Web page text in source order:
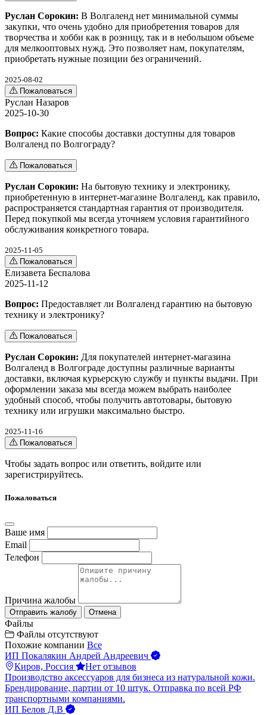
Руслан Сорокин: В Волгаленд нет минимальной суммы
закупки, что очень удобно для приобретения товаров для
творчества и хобби как в розницу, так и в небольшом объеме
для мелкооптовых нужд. Это позволяет нам, покупателям,
приобретать нужные позиции без ограничений.
2025-08-02
Пожаловаться
Руслан Назаров
2025-10-30
Вопрос: Какие способы доставки доступны для товаров
Волгаленд по Волгограду?
Пожаловаться
Руслан Сорокин: На бытовую технику и электронику,
приобретенную в интернет-магазине Волгаленд, как правило,
распространяется стандартная гарантия от производителя.
Перед покупкой мы всегда уточняем условия гарантийного
обслуживания конкретного товара.
2025-11-05
Пожаловаться
Елизавета Беспалова
2025-11-12
Вопрос: Предоставляет ли Волгаленд гарантию на бытовую
технику и электронику?
Пожаловаться
Руслан Сорокин: Для покупателей интернет-магазина
Волгаленд в Волгограде доступны различные варианты
доставки, включая курьерскую службу и пункты выдачи. При
оформлении заказа мы всегда можем выбрать наиболее
удобный способ, чтобы получить автотовары, бытовую
технику или игрушки максимально быстро.
2025-11-16
Пожаловаться
Чтобы задать вопрос или ответить, войдите или
зарегистрируйтесь.
Пожаловаться
Ваше имя
Email
Телефон
Причина жалобы
Отправить жалобу Отмена
Файлы
Файлы отсутствуют
Похожие компании Все
ИП Покалякин Андрей Андреевич
Киров, Россия
Нет отзывов
Производство аксессуаров для бизнеса из натуральной кожи.
Брендирование, партии от 10 штук. Отправка по всей РФ
транспортными компаниями.
ИП Белов Д.В